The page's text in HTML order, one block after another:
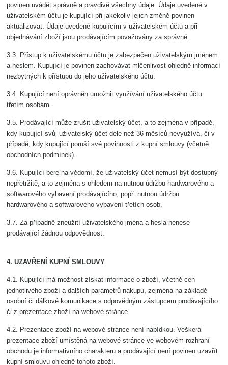
povinen uvádět správně a pravdivě všechny údaje. Údaje uvedené v
uživatelském účtu je kupující při jakékoliv jejich změně povinen
aktualizovat. Údaje uvedené kupujícím v uživatelském účtu a při
objednávání zboží jsou prodávajícím považovány za správné.
3.3. Přístup k uživatelskému účtu je zabezpečen uživatelským jménem
a heslem. Kupující je povinen zachovávat mlčenlivost ohledně informací
nezbytných k přístupu do jeho uživatelského účtu.
3.4. Kupující není oprávněn umožnit využívání uživatelského účtu
třetím osobám.
3.5. Prodávající může zrušit uživatelský účet, a to zejména v případě,
kdy kupující svůj uživatelský účet déle než 36 měsíců nevyužívá, či v
případě, kdy kupující poruší své povinnosti z kupní smlouvy (včetně
obchodních podmínek).
3.6. Kupující bere na vědomí, že uživatelský účet nemusí být dostupný
nepřetržitě, a to zejména s ohledem na nutnou údržbu hardwarového a
softwarového vybavení prodávajícího, popř. nutnou údržbu
hardwarového a softwarového vybavení třetích osob.
3.7. Za případně zneužití uživatelského jména a hesla nenese
prodávající žádnou odpovědnost.
4. UZAVŘENÍ KUPNÍ SMLOUVY
4.1. Kupující má možnost získat informace o zboží, včetně cen
jednotlivého zboží a dalších parametrů nákupu, zejména na základě
osobní či dálkové komunikace s odpovědným zástupcem prodávajícího
či z prezentace zboží na webové stránce.
4.2. Prezentace zboží na webové stránce není nabídkou. Veškerá
prezentace zboží umístěná na webové stránce ve webovém rozhraní
obchodu je informativního charakteru a prodávající není povinen uzavřít
kupní smlouvu ohledně tohoto zboží.